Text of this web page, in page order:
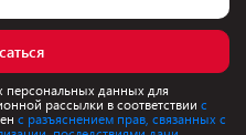
персональных данных для
рассылки в соответствии с
с разъяснением прав, связанных с